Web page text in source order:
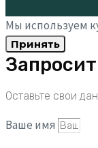
Мы используем
Принять
Оставьте свои
Ваше имя